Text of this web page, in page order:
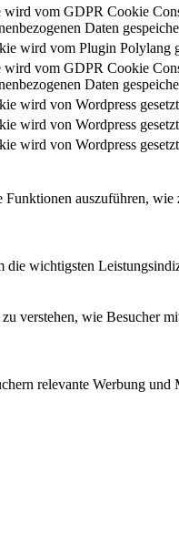
vom GDPR Cookie
Daten
wird vom Plugin Polylang
vom GDPR Cookie
Daten
wird von Wordpress
wird von Wordpress
wird von Wordpress
auszuführen,
wichtigsten
verstehen, wie Besucher
relevante Werbung